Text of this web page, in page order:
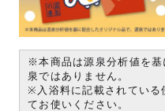
※本商品は源泉分析値を
泉ではありません。
※入浴料に記載されている
てお使いください。